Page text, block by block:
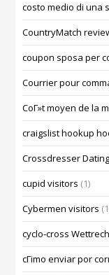
costo medio di una
CountryMatch
coupon sposa per
Courrier pour
CoГ»t moyen de la
craigslist hookup
Crossdresser
cupid visitors (1)
Cybermen visitors
cyclo-cross
cГіmo enviar por